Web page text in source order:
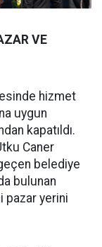
VE
hizmet
uygun
kapatıldı.
Caner
belediye
bulunan
pazar yerini